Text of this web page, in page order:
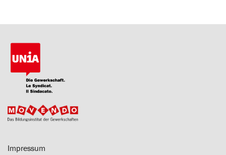
Impressum